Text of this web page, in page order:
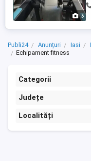
3
Publi24 Anunțuri Iasi
Echipament fitness
Categorii
Județe
Localități